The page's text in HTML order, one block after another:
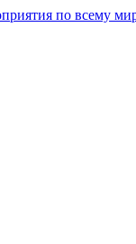
по всему